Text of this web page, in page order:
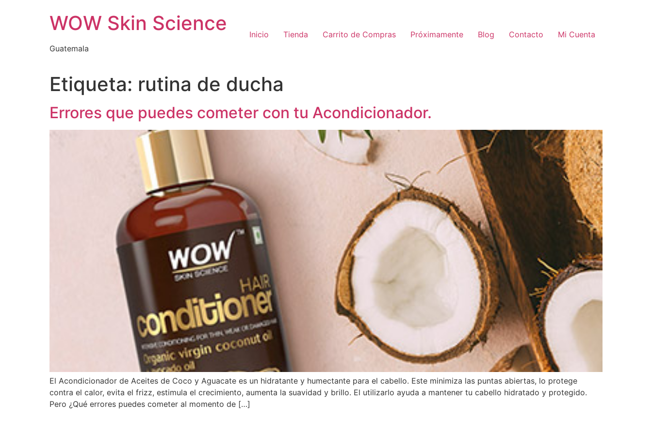
WOW Skin Science
Guatemala
Inicio Tienda Carrito de Compras Próximamente Blog Contacto Mi Cuenta
Etiqueta: rutina de ducha
Errores que puedes cometer con tu Acondicionador.
El Acondicionador de Aceites de Coco y Aguacate es un hidratante y humectante para el cabello. Este minimiza las puntas abiertas, lo protege
contra el calor, evita el frizz, estimula el crecimiento, aumenta la suavidad y brillo. El utilizarlo ayuda a mantener tu cabello hidratado y protegido.
Pero ¿Qué errores puedes cometer al momento de […]